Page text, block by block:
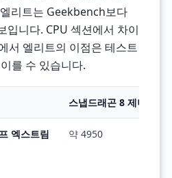
리트는 Geekbench보다
입니다. CPU 섹션에서 차이
서 엘리트의 이점은 테스트
를 수 있습니다.
스냅드래곤 8 제너레이
엑스트림 약 4950